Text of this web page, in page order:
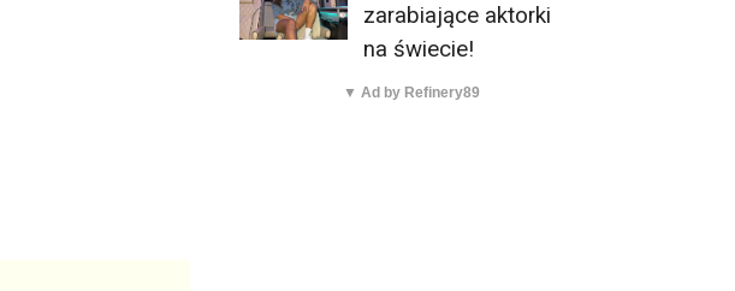
zarabiające aktorki
na świecie!
▼ Ad by Refinery89